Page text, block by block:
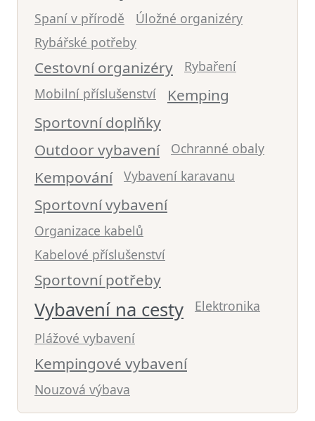
Spaní v přírodě
Úložné organizéry
Rybářské potřeby
Cestovní organizéry
Rybaření
Mobilní příslušenství
Kemping
Sportovní doplňky
Outdoor vybavení
Ochranné obaly
Kempování Vybavení karavanu
Sportovní vybavení
Organizace kabelů
Kabelové příslušenství
Sportovní potřeby
Vybavení na cesty
Elektronika
Plážové vybavení
Kempingové vybavení
Nouzová výbava